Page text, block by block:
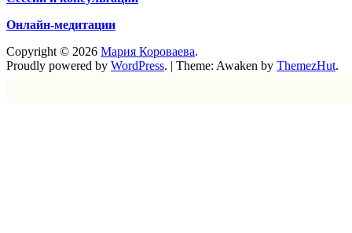
Онлайн-медитации
Copyright © 2026 Мария Короваева.
Proudly powered by WordPress. | Theme: Awaken by ThemezHut.